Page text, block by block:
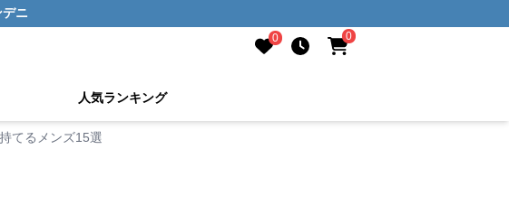
ニ
0 0
人気ランキング
てるメンズ15選